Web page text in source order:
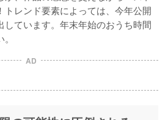
トレンド要素によっては、今年公開
しています。年末年始のおうち時間
AD